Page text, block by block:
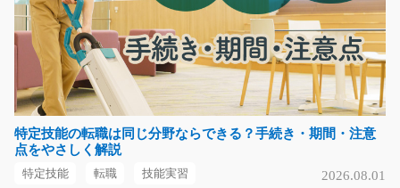
神奈川県横浜市緑区
気になる
工場での経理事務の仕事/y03_01175
急募
特定技能の転職は同じ分野ならできる？手続き・期間・注意
点をやさしく解説
特定技能 転職 技能実習 2026.08.01